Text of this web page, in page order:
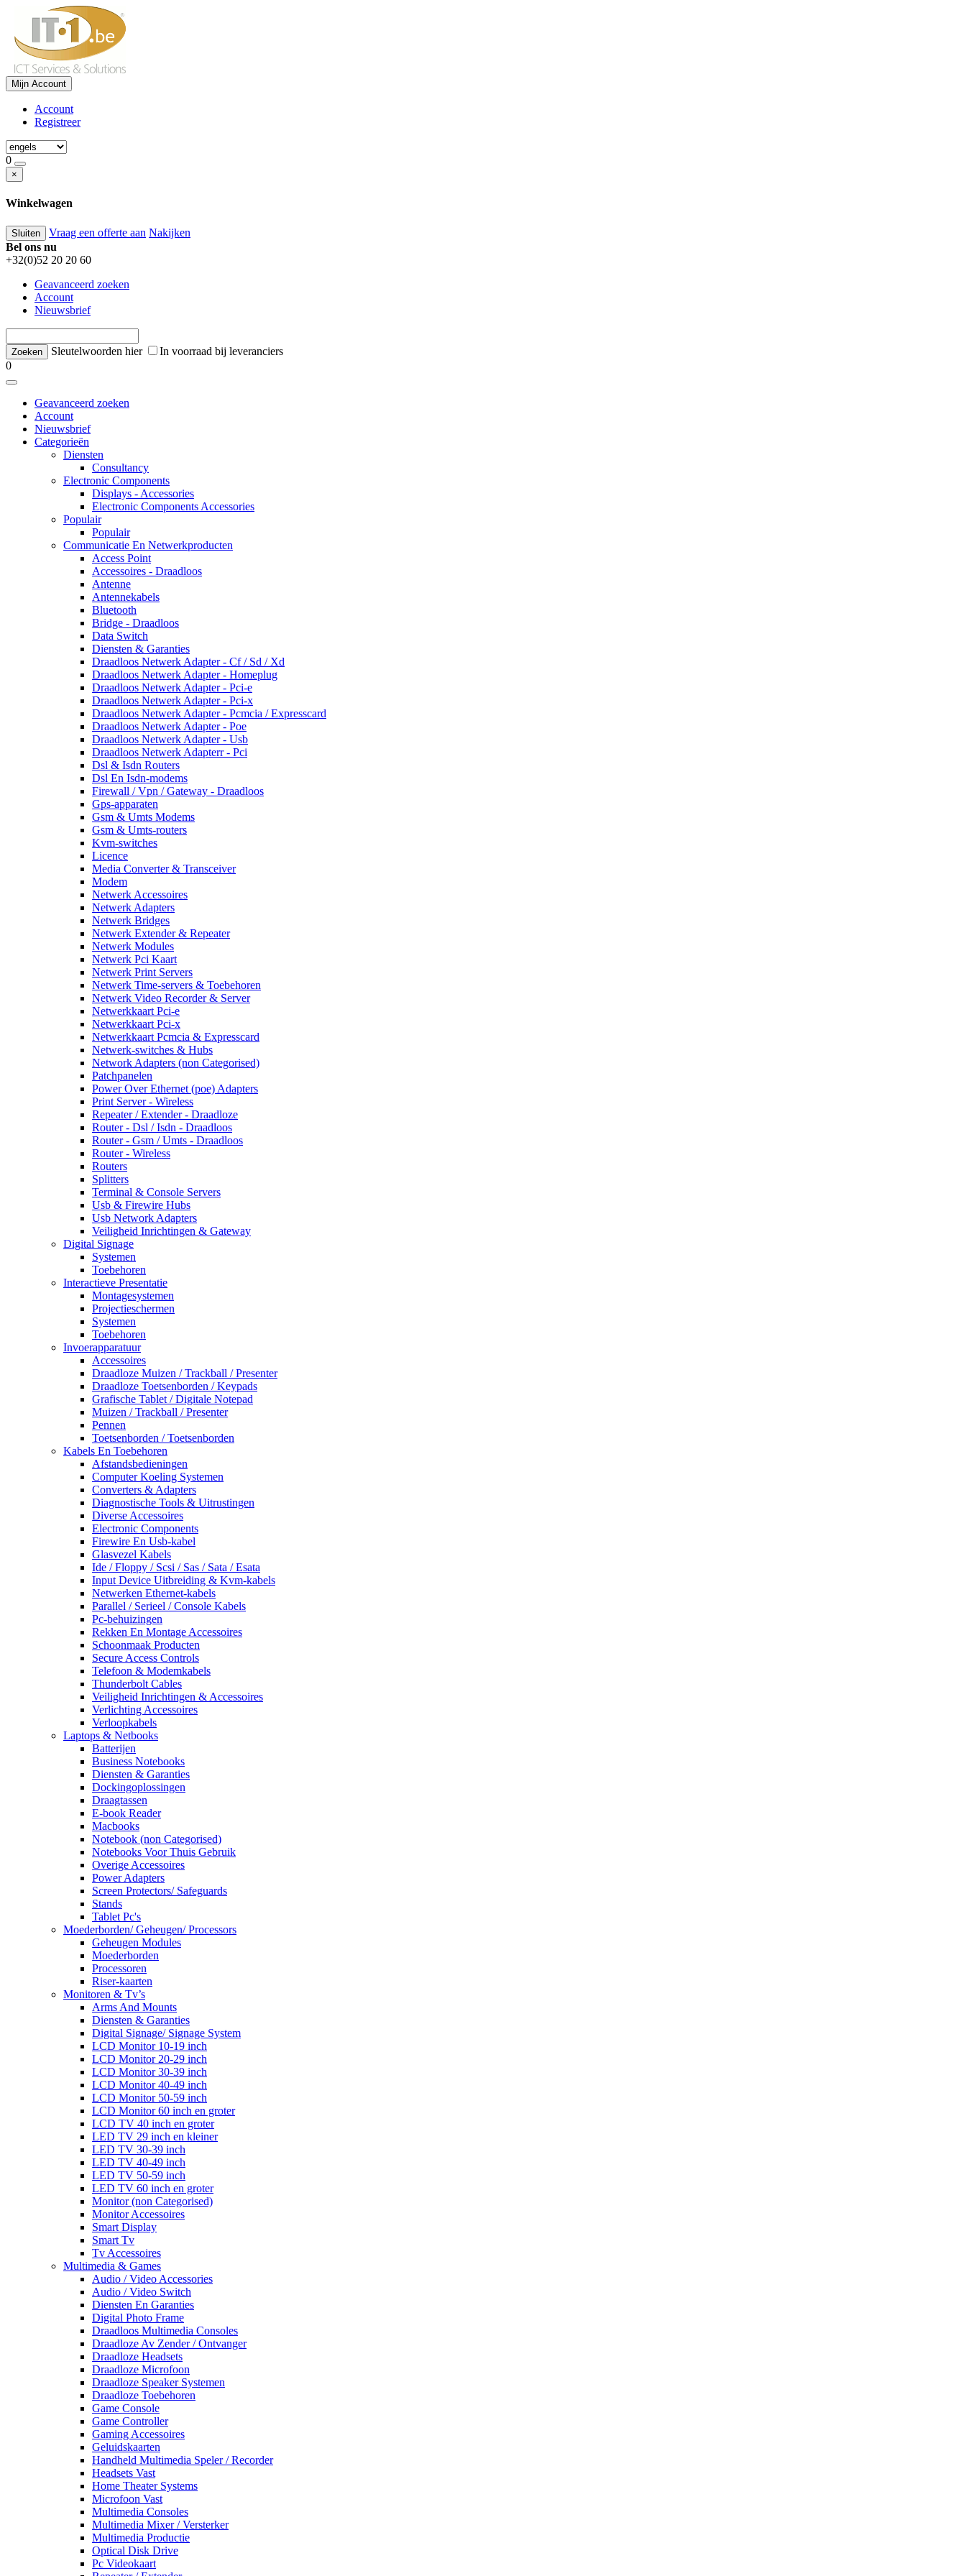
Mijn Account
Account
Registreer
0
×
Winkelwagen
Sluiten Vraag een offerte aan Nakijken
Bel ons nu
+32(0)52 20 20 60
Geavanceerd zoeken
Account
Nieuwsbrief
Sleutelwoorden hier
In voorraad bij leveranciers
0
Geavanceerd zoeken
Account
Nieuwsbrief
Categorieën
Diensten
Consultancy
Electronic Components
Displays - Accessories
Electronic Components Accessories
Populair
Populair
Communicatie En Netwerkproducten
Access Point
Accessoires - Draadloos
Antenne
Antennekabels
Bluetooth
Bridge - Draadloos
Data Switch
Diensten & Garanties
Draadloos Netwerk Adapter - Cf / Sd / Xd
Draadloos Netwerk Adapter - Homeplug
Draadloos Netwerk Adapter - Pci-e
Draadloos Netwerk Adapter - Pci-x
Draadloos Netwerk Adapter - Pcmcia / Expresscard
Draadloos Netwerk Adapter - Poe
Draadloos Netwerk Adapter - Usb
Draadloos Netwerk Adapterr - Pci
Dsl & Isdn Routers
Dsl En Isdn-modems
Firewall / Vpn / Gateway - Draadloos
Gps-apparaten
Gsm & Umts Modems
Gsm & Umts-routers
Kvm-switches
Licence
Media Converter & Transceiver
Modem
Netwerk Accessoires
Netwerk Adapters
Netwerk Bridges
Netwerk Extender & Repeater
Netwerk Modules
Netwerk Pci Kaart
Netwerk Print Servers
Netwerk Time-servers & Toebehoren
Netwerk Video Recorder & Server
Netwerkkaart Pci-e
Netwerkkaart Pci-x
Netwerkkaart Pcmcia & Expresscard
Netwerk-switches & Hubs
Network Adapters (non Categorised)
Patchpanelen
Power Over Ethernet (poe) Adapters
Print Server - Wireless
Repeater / Extender - Draadloze
Router - Dsl / Isdn - Draadloos
Router - Gsm / Umts - Draadloos
Router - Wireless
Routers
Splitters
Terminal & Console Servers
Usb & Firewire Hubs
Usb Network Adapters
Veiligheid Inrichtingen & Gateway
Digital Signage
Systemen
Toebehoren
Interactieve Presentatie
Montagesystemen
Projectieschermen
Systemen
Toebehoren
Invoerapparatuur
Accessoires
Draadloze Muizen / Trackball / Presenter
Draadloze Toetsenborden / Keypads
Grafische Tablet / Digitale Notepad
Muizen / Trackball / Presenter
Pennen
Toetsenborden / Toetsenborden
Kabels En Toebehoren
Afstandsbedieningen
Computer Koeling Systemen
Converters & Adapters
Diagnostische Tools & Uitrustingen
Diverse Accessoires
Electronic Components
Firewire En Usb-kabel
Glasvezel Kabels
Ide / Floppy / Scsi / Sas / Sata / Esata
Input Device Uitbreiding & Kvm-kabels
Netwerken Ethernet-kabels
Parallel / Serieel / Console Kabels
Pc-behuizingen
Rekken En Montage Accessoires
Schoonmaak Producten
Secure Access Controls
Telefoon & Modemkabels
Thunderbolt Cables
Veiligheid Inrichtingen & Accessoires
Verlichting Accessoires
Verloopkabels
Laptops & Netbooks
Batterijen
Business Notebooks
Diensten & Garanties
Dockingoplossingen
Draagtassen
E-book Reader
Macbooks
Notebook (non Categorised)
Notebooks Voor Thuis Gebruik
Overige Accessoires
Power Adapters
Screen Protectors/ Safeguards
Stands
Tablet Pc's
Moederborden/ Geheugen/ Processors
Geheugen Modules
Moederborden
Processoren
Riser-kaarten
Monitoren & Tv’s
Arms And Mounts
Diensten & Garanties
Digital Signage/ Signage System
LCD Monitor 10-19 inch
LCD Monitor 20-29 inch
LCD Monitor 30-39 inch
LCD Monitor 40-49 inch
LCD Monitor 50-59 inch
LCD Monitor 60 inch en groter
LCD TV 40 inch en groter
LED TV 29 inch en kleiner
LED TV 30-39 inch
LED TV 40-49 inch
LED TV 50-59 inch
LED TV 60 inch en groter
Monitor (non Categorised)
Monitor Accessoires
Smart Display
Smart Tv
Tv Accessoires
Multimedia & Games
Audio / Video Accessories
Audio / Video Switch
Diensten En Garanties
Digital Photo Frame
Draadloos Multimedia Consoles
Draadloze Av Zender / Ontvanger
Draadloze Headsets
Draadloze Microfoon
Draadloze Speaker Systemen
Draadloze Toebehoren
Game Console
Game Controller
Gaming Accessoires
Geluidskaarten
Handheld Multimedia Speler / Recorder
Headsets Vast
Home Theater Systems
Microfoon Vast
Multimedia Consoles
Multimedia Mixer / Versterker
Multimedia Productie
Optical Disk Drive
Pc Videokaart